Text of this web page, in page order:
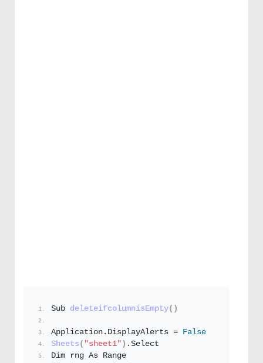
Sub deleteifcolumnisEmpty()
Application. DisplayAlerts =
False
Sheets ( "sheet1" ) . Select
Dim rng As Range